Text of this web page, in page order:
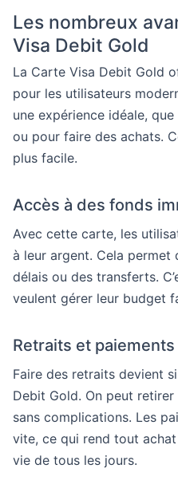
Les nombreux
Visa Debit Gold
La Carte Visa Debit Gold
pour les utilisateurs
une expérience idéale,
ou pour faire des achats.
plus facile.
Accès à des fonds
Avec cette carte, les
à leur argent. Cela permet
délais ou des transferts.
veulent gérer leur budget
Retraits et
Faire des retraits devient
Debit Gold. On peut retirer
sans complications. Les
vite, ce qui rend tout
vie de tous les jours.